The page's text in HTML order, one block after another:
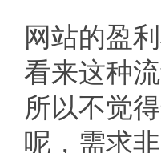
网站的盈
看来这种
所以不觉
呢，需求